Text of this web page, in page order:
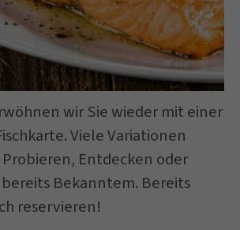
wir Sie wieder mit einer
Viele Variationen
Entdecken oder
Bekanntem. Bereits
reservieren!